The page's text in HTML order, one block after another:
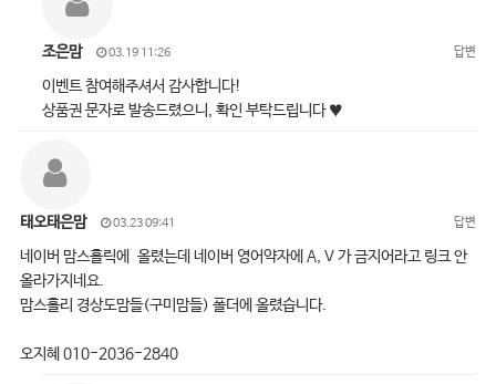
조은맘 03.19 11:26 답변
이벤트 참여해주셔서 감사합니다!
상품권 문자로 발송드렸으니, 확인 부탁드립니다 ♥
태오태은맘 03.23 09:41 답변
네이버 맘스홀릭에 올렸는데 네이버 영어약자에 A, V 가 금지어라고 링크 안
올라가지네요.
맘스홀리 경상도맘들(구미맘들) 폴더에 올렸습니다.
오지혜 010-2036-2840